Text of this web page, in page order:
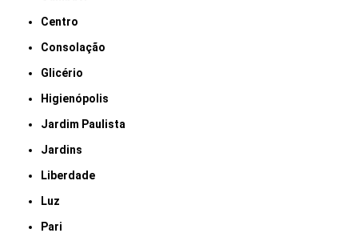
Centro
Consolação
Glicério
Higienópolis
Jardim Paulista
Jardins
Liberdade
Luz
Pari